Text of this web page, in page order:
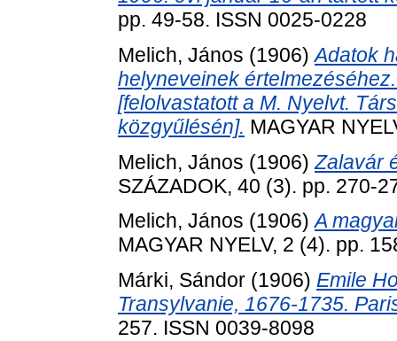
pp. 49-58. ISSN 0025-0228
Melich, János (1906)Adatok
helyneveinek
[felolvastatott a M. Nyelvt.
közgyűlésén]. MAGYAR
Melich, János (1906)Zalavár
SZÁZADOK, 40 (3). pp. 270-
Melich, János (1906)A
MAGYAR NYELV, 2 (4). pp.
Márki, Sándor (1906) Emile
Transylvanie, 1676-1735.
257. ISSN 0039-8098